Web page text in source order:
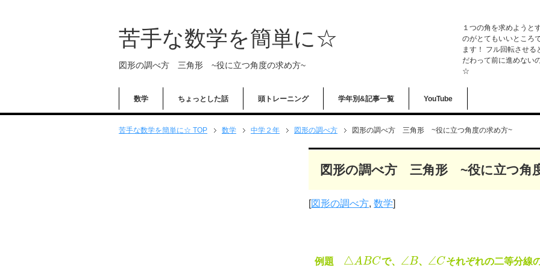
苦手な数学を簡単に☆
図形の調べ方 三角形 ~役に立つ角度の求め方~
１つの角を求めようと
のがとてもいいところ
ます！ フル回転させ
だわって前に進めない
☆
数学 ちょっとした話 頭トレーニング 学年別&記事一覧 YouTube
苦手な数学を簡単に☆ TOP 数学 中学２年 図形の調べ方 図形の調べ方 三角形 ~役に立つ角度の求め方~
図形の調べ方 三角形 ~役に立つ角
[図形の調べ方,数学]
例題 △ABCで、 ∠B、 ∠Cそれぞれの二等分線